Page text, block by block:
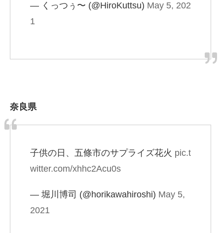
— くっつぅ〜 (@HiroKuttsu) May 5, 202
1
奈良県
子供の日、五條市のサプライズ花火 pic.t
witter.com/xhhc2Acu0s
— 堀川博司 (@horikawahiroshi) May 5,
2021